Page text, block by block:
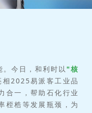
今日，和利时以 "核
相2025易派客工业品
合一，帮助石化行业
桎梏等发展瓶颈，为